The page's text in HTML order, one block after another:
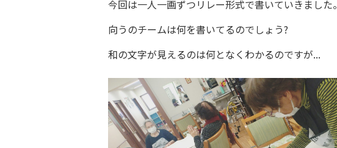
今回は一人一画ずつリレー形式で書いていきました。
向うのチームは何を書いてるのでしょう?
和の文字が見えるのは何となくわかるのですが...